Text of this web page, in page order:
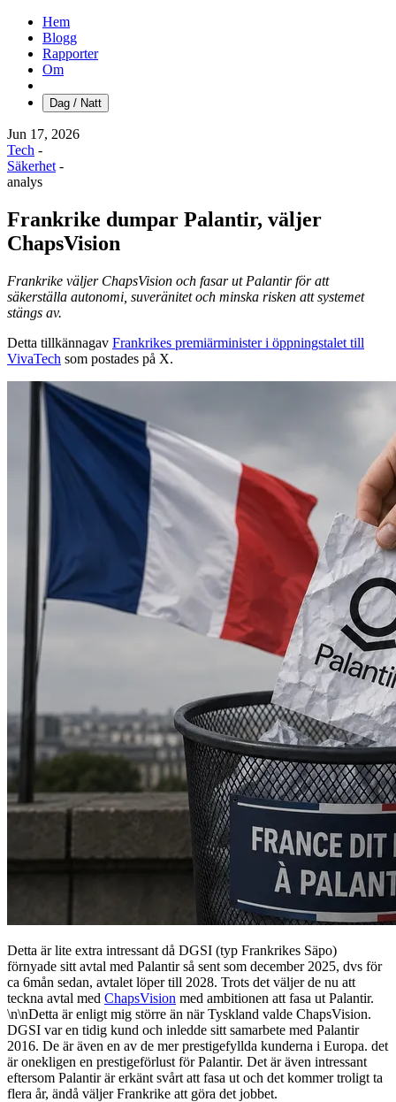
Hem
Blogg
Rapporter
Om
Dag / Natt
Jun 17, 2026
Tech -
Säkerhet -
analys
Frankrike dumpar Palantir, väljer
ChapsVision
Frankrike väljer ChapsVision och fasar ut Palantir för att
säkerställa autonomi, suveränitet och minska risken att systemet
stängs av.
Detta tillkännagav Frankrikes premiärminister i öppningstalet till
VivaTech som postades på X.
Detta är lite extra intressant då DGSI (typ Frankrikes Säpo)
förnyade sitt avtal med Palantir så sent som december 2025, dvs för
ca 6mån sedan, avtalet löper till 2028. Trots det väljer de nu att
teckna avtal med ChapsVision med ambitionen att fasa ut Palantir.
\n\nDetta är enligt mig större än när Tyskland valde ChapsVision.
DGSI var en tidig kund och inledde sitt samarbete med Palantir
2016. De är även en av de mer prestigefyllda kunderna i Europa. det
är onekligen en prestigeförlust för Palantir. Det är även intressant
eftersom Palantir är erkänt svårt att fasa ut och det kommer troligt ta
flera år, ändå väljer Frankrike att göra det jobbet.